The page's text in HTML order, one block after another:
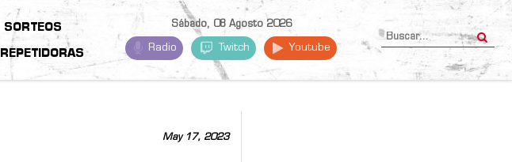
SORTEOS
REPETIDORAS
Sábado, 08 Agosto 2026
Radio Twitch Youtube
May 17, 2023